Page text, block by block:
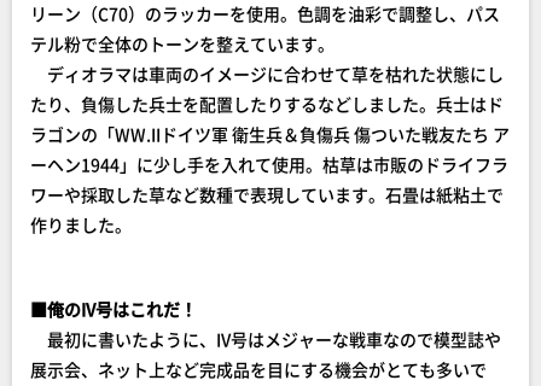
リーン（C70）のラッカーを使用。色調を油彩で調整し、パス
テル粉で全体のトーンを整えています。
ディオラマは車両のイメージに合わせて草を枯れた状態にし
たり、負傷した兵士を配置したりするなどしました。兵士はド
ラゴンの「WW.IIドイツ軍 衛生兵＆負傷兵 傷ついた戦友たち ア
ーヘン1944」に少し手を入れて使用。枯草は市販のドライフラ
ワーや採取した草など数種で表現しています。石畳は紙粘土で
作りました。
■俺のIV号はこれだ！
最初に書いたように、IV号はメジャーな戦車なので模型誌や
展示会、ネット上など完成品を目にする機会がとても多いで